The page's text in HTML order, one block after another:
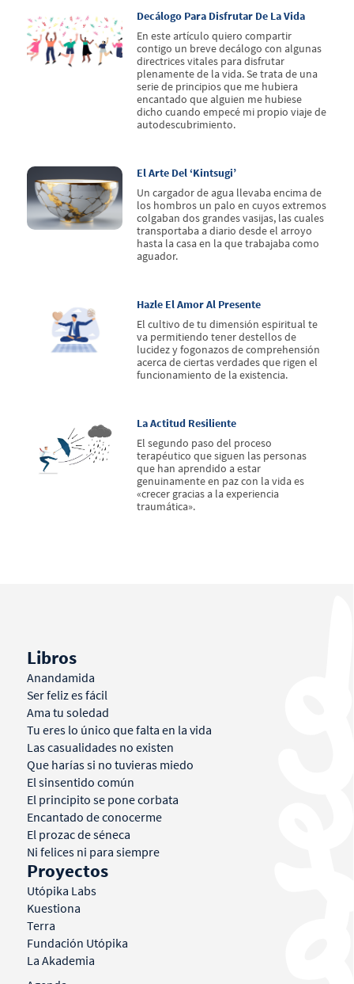
Decálogo Para Disfrutar De La Vida
En este artículo quiero compartir
contigo un breve decálogo con algunas
directrices vitales para disfrutar
plenamente de la vida. Se trata de una
serie de principios que me hubiera
encantado que alguien me hubiese
dicho cuando empecé mi propio viaje de
autodescubrimiento.
El Arte Del ‘kintsugi’
Un cargador de agua llevaba encima de
los hombros un palo en cuyos extremos
colgaban dos grandes vasijas, las cuales
transportaba a diario desde el arroyo
hasta la casa en la que trabajaba como
aguador.
Hazle El Amor Al Presente
El cultivo de tu dimensión espiritual te
va permitiendo tener destellos de
lucidez y fogonazos de comprehensión
acerca de ciertas verdades que rigen el
funcionamiento de la existencia.
La Actitud Resiliente
El segundo paso del proceso
terapéutico que siguen las personas
que han aprendido a estar
genuinamente en paz con la vida es
«crecer gracias a la experiencia
traumática».
Libros
Anandamida
Ser feliz es fácil
Ama tu soledad
Tu eres lo único que falta en la vida
Las casualidades no existen
Que harías si no tuvieras miedo
El sinsentido común
El principito se pone corbata
Encantado de conocerme
El prozac de séneca
Ni felices ni para siempre
Proyectos
Utópika Labs
Kuestiona
Terra
Fundación Utópika
La Akademia